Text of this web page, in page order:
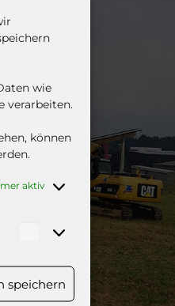
wie
verarbeiten.
können
aktiv
Marketing
speichern